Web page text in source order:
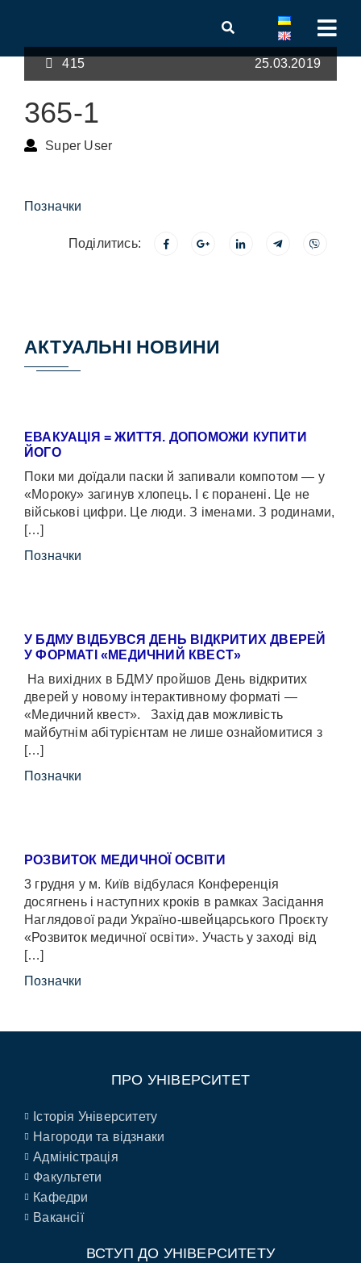
415 25.03.2019
365-1
Super User
Позначки
Поділитись:
АКТУАЛЬНІ НОВИНИ
ЕВАКУАЦІЯ = ЖИТТЯ. ДОПОМОЖИ КУПИТИ
ЙОГО
Поки ми доїдали паски й запивали компотом — у
«Мороку» загинув хлопець. І є поранені. Це не
військові цифри. Це люди. З іменами. З родинами,
[…]
Позначки
У БДМУ ВІДБУВСЯ ДЕНЬ ВІДКРИТИХ ДВЕРЕЙ
У ФОРМАТІ «МЕДИЧНИЙ КВЕСТ»
На вихідних в БДМУ пройшов День відкритих
дверей у новому інтерактивному форматі —
«Медичний квест». Захід дав можливість
майбутнім абітурієнтам не лише ознайомитися з
[…]
Позначки
РОЗВИТОК МЕДИЧНОЇ ОСВІТИ
3 грудня у м. Київ відбулася Конференція
досягнень і наступних кроків в рамках Засідання
Наглядової ради Україно-швейцарського Проєкту
«Розвиток медичної освіти». Участь у заході від
[…]
Позначки
ПРО УНІВЕРСИТЕТ
Історія Університету
Нагороди та відзнаки
Адміністрація
Факультети
Кафедри
Вакансії
ВСТУП ДО УНІВЕРСИТЕТУ